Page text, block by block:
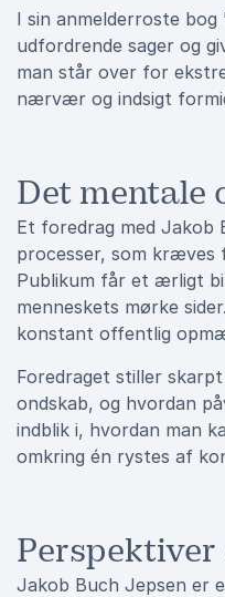
I sin anmelderroste
udfordrende sager og
man står over for
nærvær og indsigt
Det mentale
Et foredrag med Jakob
processer, som kræves
Publikum får et ærligt
menneskets mørke
konstant offentlig
Foredraget stiller
ondskab, og hvordan
indblik i, hvordan man
omkring én rystes af
Perspektiver
Jakob Buch Jepsen er